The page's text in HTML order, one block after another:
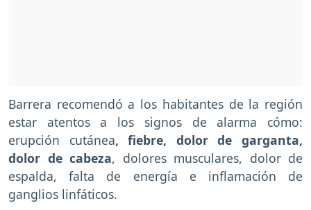
Barrera recomendó a los habitantes de la región
estar atentos a los signos de alarma cómo:
erupción cutánea, fiebre, dolor de garganta,
dolor de cabeza, dolores musculares, dolor de
espalda, falta de energía e inflamación de
ganglios linfáticos.